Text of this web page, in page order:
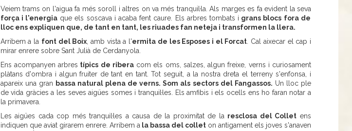
Veiem trams on l'aigua fa més soroll i altres on va més tranquil·la. Als marges es fa evident la seva
força i l'energia que els soscava i acaba fent caure. Els arbres tombats i grans blocs fora de
lloc ens expliquen que, de tant en tant, les riuades fan neteja i transformen la llera.
Arribem a la font del Boix , amb vista a l'ermita de les Esposes i el Forcat . Cal aixecar el cap i
mirar enrere sobre Sant Julià de Cerdanyola.
Ens acompanyen arbres típics de riberacom els oms, salzes, algun freixe, verns i curiosament
plàtans d'ombra i algun fruiter de tant en tant. Tot seguit, a la nostra dreta el terreny s'enfonsa, i
apareix una gran bassa natural plena de verns. Som als sectors del Fangassos. Un lloc ple
de vida gràcies a les seves aigües somes i tranquil·les. Els amfibis i els ocells ens ho faran notar a
la primavera.
Les aigües cada cop més tranquil·les a causa de la proximitat de la resclosa del Collet ens
indiquen que aviat girarem enrere. Arribem a la bassa del colleton antigament els joves s'anaven